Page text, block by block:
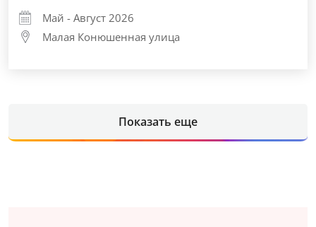
Май - Август 2026
Малая Конюшенная улица
Показать еще